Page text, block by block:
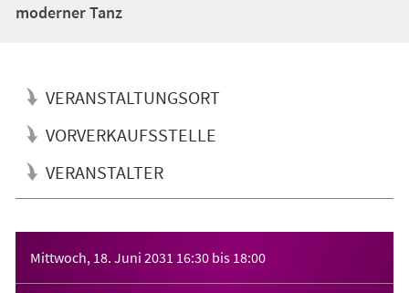
moderner Tanz
VERANSTALTUNGSORT
VORVERKAUFSSTELLE
VERANSTALTER
Mittwoch, 18. Juni 2031 16:30 bis 18:00